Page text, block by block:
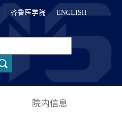
齐鲁医学院 | ENGLISH
院内信息